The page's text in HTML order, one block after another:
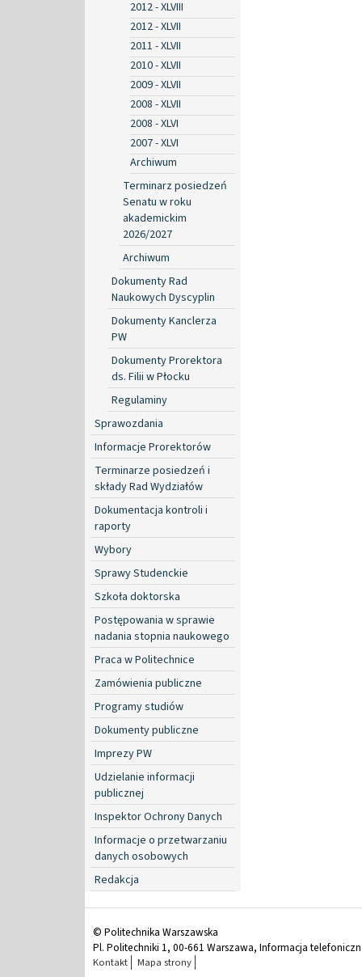
2012 - XLVIII
2012 - XLVII
2011 - XLVII
2010 - XLVII
2009 - XLVII
2008 - XLVII
2008 - XLVI
2007 - XLVI
Archiwum
Terminarz posiedzeń
Senatu w roku
akademickim
2026/2027
Archiwum
Dokumenty Rad
Naukowych Dyscyplin
Dokumenty Kanclerza
PW
Dokumenty Prorektora
ds. Filii w Płocku
Regulaminy
Sprawozdania
Informacje Prorektorów
Terminarze posiedzeń i
składy Rad Wydziałów
Dokumentacja kontroli i
raporty
Wybory
Sprawy Studenckie
Szkoła doktorska
Postępowania w sprawie
nadania stopnia naukowego
Praca w Politechnice
Zamówienia publiczne
Programy studiów
Dokumenty publiczne
Imprezy PW
Udzielanie informacji
publicznej
Inspektor Ochrony Danych
Informacje o przetwarzaniu
danych osobowych
Redakcja
© Politechnika Warszawska
Pl. Politechniki 1, 00-661 Warszawa, Informacja
Kontakt Mapa strony